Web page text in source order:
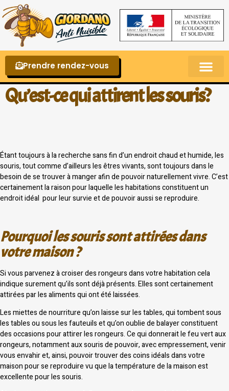
Prendre rendez-vous
Qu’est-ce qui attirent les souris?
Étant toujours à la recherche sans fin d’un endroit chaud et humide, les
souris, tout comme d’ailleurs les êtres vivants, sont toujours dans le
besoin de se trouver à manger afin de pouvoir naturellement vivre. C’est
certainement la raison pour laquelle les habitations constituent un
endroit idéal pour leur survie et de pouvoir aussi se reproduire.
Pourquoi les souris sont attirées dans
votre maison ?
Si vous parvenez à croiser des rongeurs dans votre habitation cela
indique surement qu’ils sont déjà présents. Elles sont certainement
attirées par les aliments qui ont été laissées.
Les miettes de nourriture qu’on laisse sur les tables, qui tombent sous
les tables ou sous les fauteuils et qu’on oublie de balayer constituent
des occasions pour attirer les rongeurs. Ce qui donnerait le feu vert aux
rongeurs, notamment aux souris de pouvoir, avec empressement, venir
vous envahir et, ainsi, pouvoir trouver des coins idéals dans votre
maison pour se reproduire vu que la température de la maison est
excellente pour les souris.